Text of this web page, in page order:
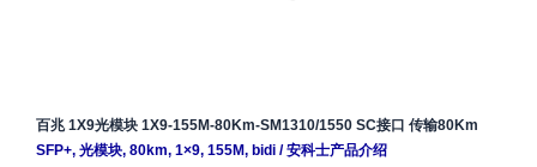
百兆 1X9光模块 1X9-155M-80Km-SM1310/1550 SC接口 传输80Km
SFP+, 光模块, 80km, 1×9, 155M, bidi/安科士产品介绍